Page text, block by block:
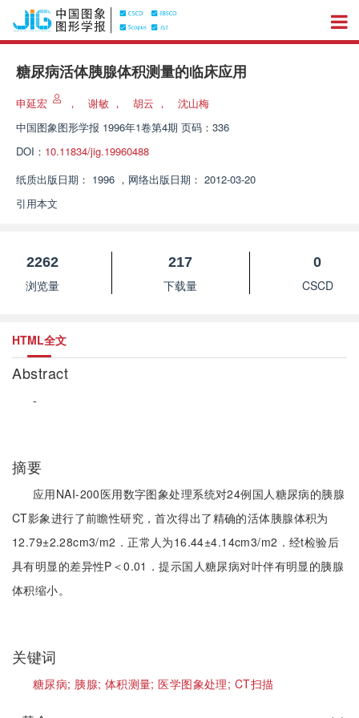
糖尿病活体胰腺体积测量的临床应用
申延宏 ， 谢敏 ， 胡云 ，
沈山梅
中国图象图形学报 1996年1卷第4期 页码：336
DOI： 10.11834/jig.19960488
纸质出版日期： 1996 ， 网络出版日期： 2012-03-20
引用本文
2262
浏览量
217
下载量
0
CSCD
HTML全文
Abstract
-
摘要
应用NAI-200医用数字图象处理系统对24例国人糖尿病的胰腺
CT影象进行了前瞻性研究，首次得出了精确的活体胰腺体积为
12.79±2.28cm3/m2．正常人为16.44±4.14cm3/m2．经t检验后
具有明显的差异性P＜0.01．提示国人糖尿病对叶伴有明显的胰腺
体积缩小。
关键词
糖尿病; 胰腺; 体积测量;医学图象处理; CT扫描